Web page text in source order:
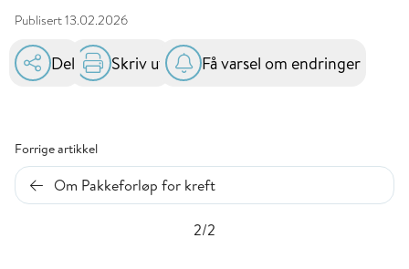
Publisert13.02.2026
Del Skriv ut Få varsel om endringer
Forrige artikkel
Om Pakkeforløp for kreft
2/2